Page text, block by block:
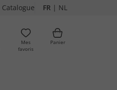
Catalogue FR | NL
Mes
favoris
Panier